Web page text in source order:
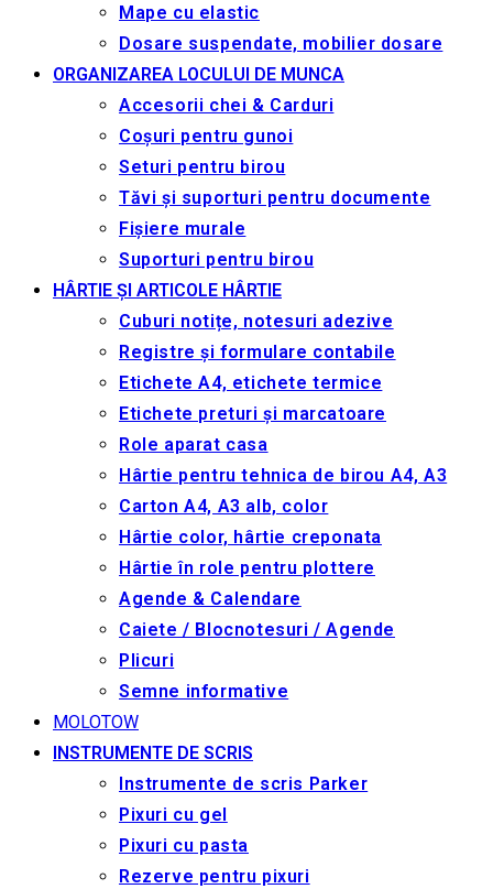
Mape cu elastic
Dosare suspendate, mobilier dosare
ORGANIZAREA LOCULUI DE MUNCA
Accesorii chei & Сarduri
Coșuri pentru gunoi
Seturi pentru birou
Tăvi și suporturi pentru documente
Fișiere murale
Suporturi pentru birou
HÂRTIE ȘI ARTICOLE HÂRTIE
Cuburi notițe, notesuri adezive
Registre și formulare contabile
Etichete A4, etichete termice
Etichete preturi și marcatoare
Role aparat casa
Hârtie pentru tehnica de birou A4, A3
Carton A4, A3 alb, color
Hârtie color, hârtie creponata
Hârtie în role pentru plottere
Agende & Calendare
Caiete / Blocnotesuri / Agende
Plicuri
Semne informative
MOLOTOW
INSTRUMENTE DE SCRIS
Instrumente de scris Parker
Pixuri cu gel
Pixuri cu pasta
Rezerve pentru pixuri